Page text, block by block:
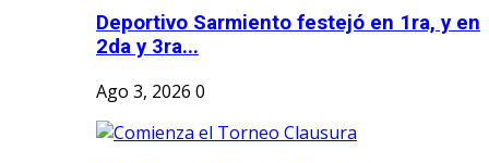
Deportivo Sarmiento festejó en 1ra, y en
2da y 3ra...
Ago 3, 2026 0